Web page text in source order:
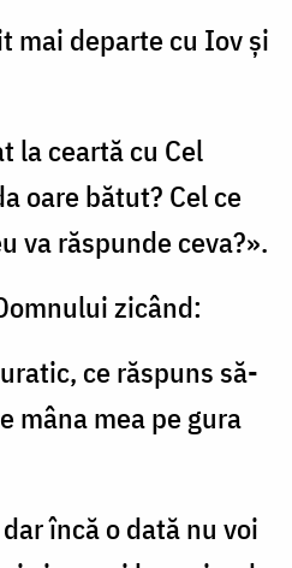
mai departe cu Iov şi
la ceartă cu Cel
oare bătut? Cel ce
va răspunde ceva?».
zicând:
ce răspuns să-
mâna mea pe gura
încă o dată nu voi